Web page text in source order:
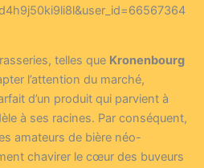
telles que Kronenbourg
l’attention du marché,
d’un produit qui parvient à
à ses racines. Par conséquent,
amateurs de bière néo-
chavirer le cœur des buveurs